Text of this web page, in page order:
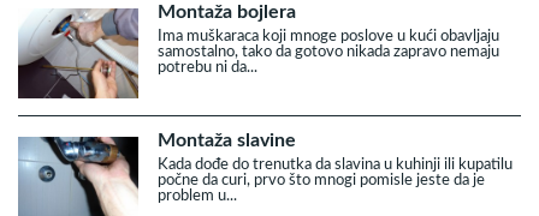
Montaža bojlera
Ima muškaraca koji mnoge poslove u kući obavljaju
samostalno, tako da gotovo nikada zapravo nemaju
potrebu ni da...
Montaža slavine
Kada dođe do trenutka da slavina u kuhinji ili kupatilu
počne da curi, prvo što mnogi pomisle jeste da je
problem u...